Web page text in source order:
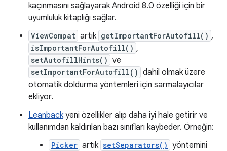
kaçınmasını sağlayarak Android 8.0 özelliği için bir
uyumluluk kitaplığı sağlar.
ViewCompat artık getImportantForAutofill() ,
isImportantForAutofill() ,
setAutofillHints() ve
setImportantForAutofill() dahil olmak üzere
otomatik doldurma yöntemleri için sarmalayıcılar
ekliyor.
Leanbackyeni özellikler alıp daha iyi hale getirir ve
kullanımdan kaldırılan bazı sınıfları kaybeder. Örneğin:
Picker artık setSeparators() yöntemini